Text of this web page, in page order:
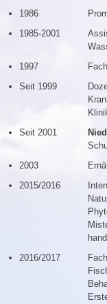
1986
1985-2001
1997
Seit 1999
Seit 2001
2003
2015/2016
2016/2017